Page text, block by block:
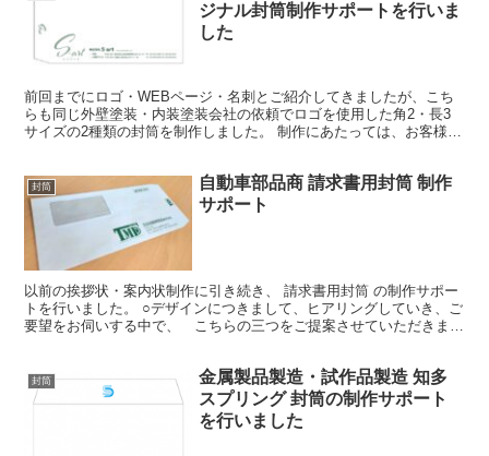
ジナル封筒制作サポートを行いま
した
前回までにロゴ・WEBページ・名刺とご紹介してきましたが、こち
らも同じ外壁塗装・内装塗装会社の依頼でロゴを使用した角2・長3
サイズの2種類の封筒を制作しました。 制作にあたっては、お客様が
封筒
自動車部品商 請求書用封筒 制作
サポート
以前の挨拶状・案内状制作に引き続き、 請求書用封筒 の制作サポー
トを行いました。 ○デザインにつきまして、ヒアリングしていき、ご
要望をお伺いする中で、 こちらの三つをご提案させていただきまし
封筒
金属製品製造・試作品製造 知多
スプリング 封筒の制作サポート
を行いました